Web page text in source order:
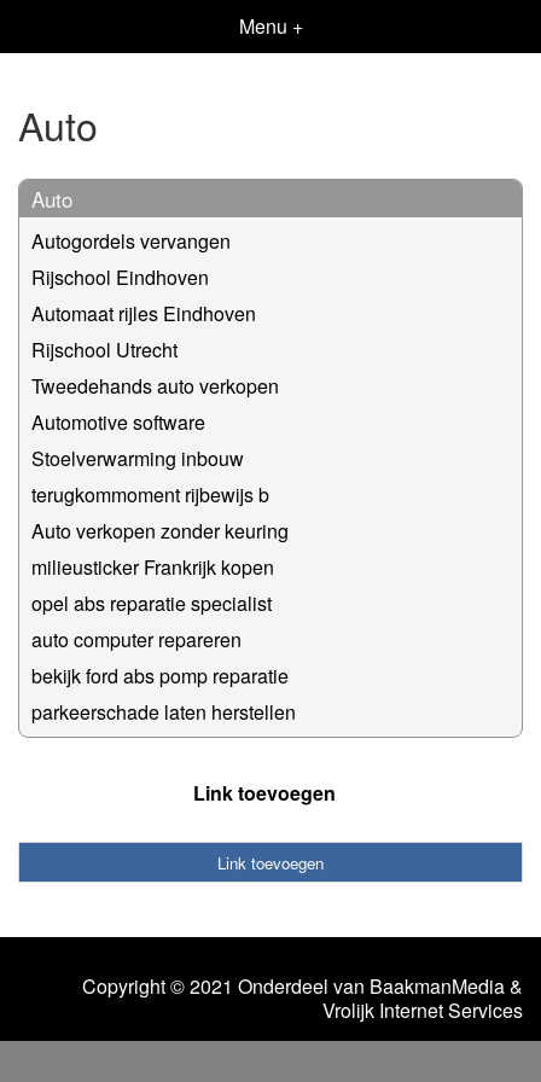
Menu +
Auto
Auto
Autogordels vervangen
Rijschool Eindhoven
Automaat rijles Eindhoven
Rijschool Utrecht
Tweedehands auto verkopen
Automotive software
Stoelverwarming inbouw
terugkommoment rijbewijs b
Auto verkopen zonder keuring
milieusticker Frankrijk kopen
opel abs reparatie specialist
auto computer repareren
bekijk ford abs pomp reparatie
parkeerschade laten herstellen
Link toevoegen
Link toevoegen
Copyright © 2021 Onderdeel van BaakmanMedia&
Vrolijk Internet Services